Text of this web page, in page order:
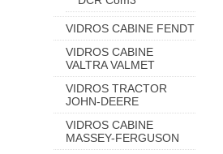
VIDROS CABINE FENDT
VIDROS CABINE
VALTRA VALMET
VIDROS TRACTOR
JOHN-DEERE
VIDROS CABINE
MASSEY-FERGUSON